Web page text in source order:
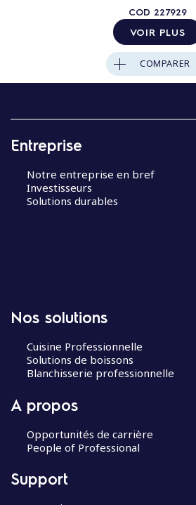
COD 227929
VOIR PLUS
COMPARER
Entreprise
Notre entreprise en bref
Investisseurs
Solutions durables
Nos solutions
Cuisine Professionnelle
Solutions de boissons
Blanchisserie professionnelle
A propos
Opportunités de carrière
People of Professional
Support